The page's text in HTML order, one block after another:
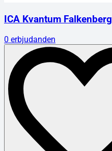
ICA Kvantum Falkenberg
0 erbjudanden